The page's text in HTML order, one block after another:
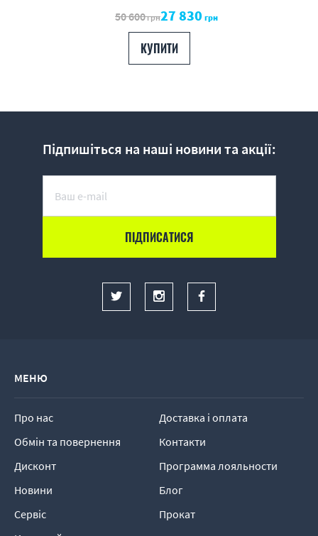
50 600грн27 830грн
КУПИТИ
Підпишіться на наші новини та акції:
МЕНЮ
Про нас
Доставка і оплата
Обмін та повернення
Контакти
Дисконт
Программа лояльности
Новини
Блог
Сервіс
Прокат